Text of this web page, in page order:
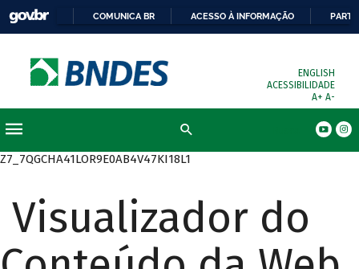
COMUNICA BR ACESSO À INFORMAÇÃO
ENGLISH
ACESSIBILIDADE
A+ A-
Z7_7QGCHA41LOR9E0AB4V47KI18L1
Visualizador do